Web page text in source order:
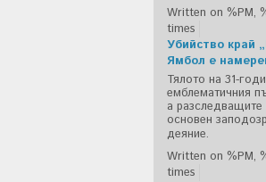
Written on %PM,
times
Убийство край
Ямбол е
Тялото на 31-
емблематичния
а
основен
деяние.
Written on %PM,
times